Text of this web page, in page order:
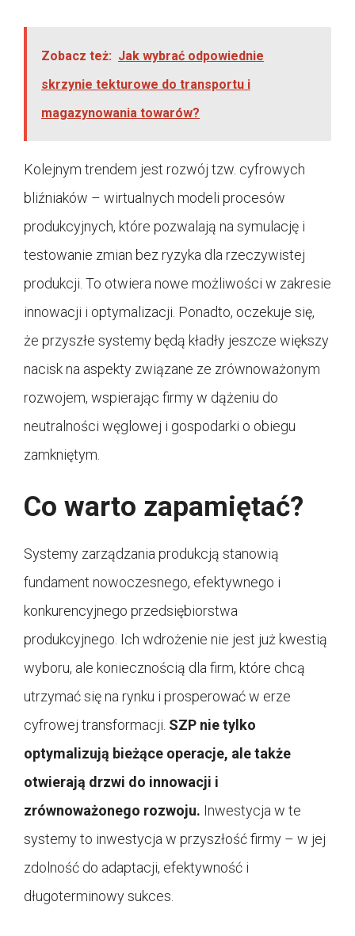
Zobacz też: Jak wybrać odpowiednie
skrzynie tekturowe do transportu i
magazynowania towarów?
Kolejnym trendem jest rozwój tzw. cyfrowych
bliźniaków – wirtualnych modeli procesów
produkcyjnych, które pozwalają na symulację i
testowanie zmian bez ryzyka dla rzeczywistej
produkcji. To otwiera nowe możliwości w zakresie
innowacji i optymalizacji. Ponadto, oczekuje się,
że przyszłe systemy będą kładły jeszcze większy
nacisk na aspekty związane ze zrównoważonym
rozwojem, wspierając firmy w dążeniu do
neutralności węglowej i gospodarki o obiegu
zamkniętym.
Co warto zapamiętać?
Systemy zarządzania produkcją stanowią
fundament nowoczesnego, efektywnego i
konkurencyjnego przedsiębiorstwa
produkcyjnego. Ich wdrożenie nie jest już kwestią
wyboru, ale koniecznością dla firm, które chcą
utrzymać się na rynku i prosperować w erze
cyfrowej transformacji. SZP nie tylko
optymalizują bieżące operacje, ale także
otwierają drzwi do innowacji i
zrównoważonego rozwoju. Inwestycja w te
systemy to inwestycja w przyszłość firmy – w jej
zdolność do adaptacji, efektywność i
długoterminowy sukces.